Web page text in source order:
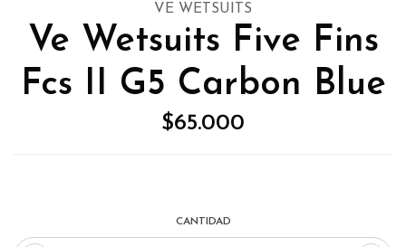
VE WETSUITS
Ve Wetsuits Five Fins
Fcs II G5 Carbon Blue
$65.000
CANTIDAD